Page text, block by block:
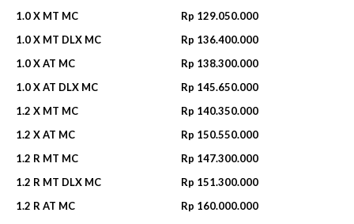
1.0 X MT MC
Rp 129.050.000
1.0 X MT DLX MC
Rp 136.400.000
1.0 X AT MC
Rp 138.300.000
1.0 X AT DLX MC
Rp 145.650.000
1.2 X MT MC
Rp 140.350.000
1.2 X AT MC
Rp 150.550.000
1.2 R MT MC
Rp 147.300.000
1.2 R MT DLX MC
Rp 151.300.000
1.2 R AT MC
Rp 160.000.000